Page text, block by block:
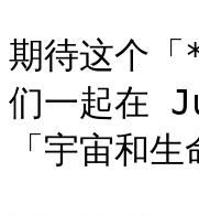
期待这个
们一起在
「宇宙和